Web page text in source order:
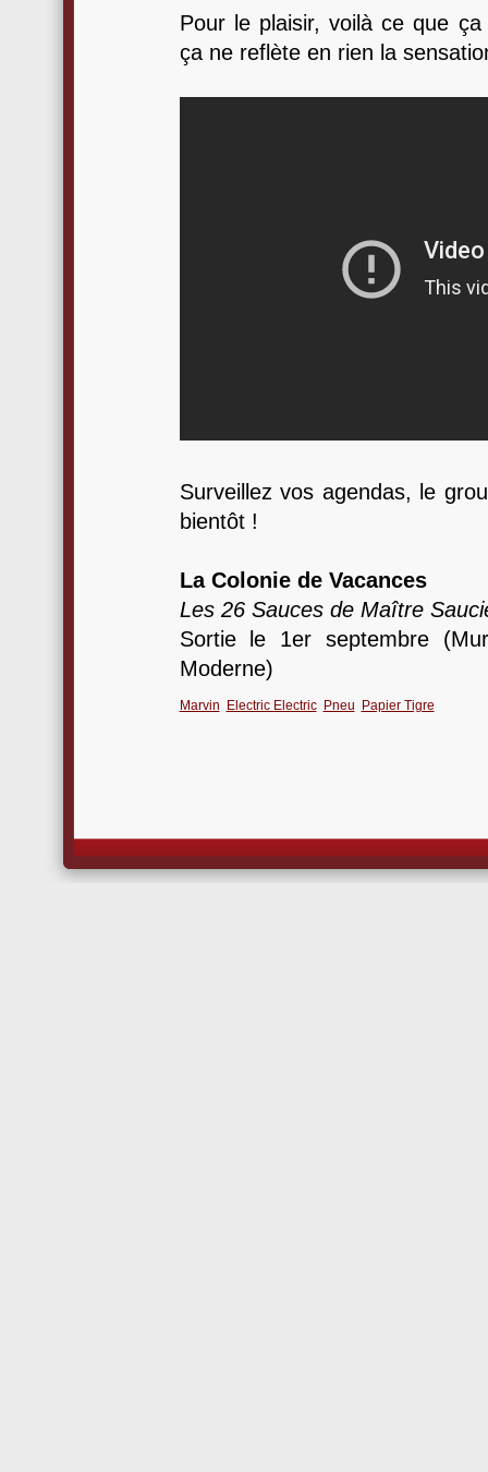
Pour le plaisir, voilà ce que
ça ne reflète en rien la
Surveillez vos agendas, le
bientôt !
La Colonie de Vacances
Les 26 Sauces de Maître
Sortie le 1er septembre
Moderne)
Marvin Electric Electric Pneu Papier Tigre